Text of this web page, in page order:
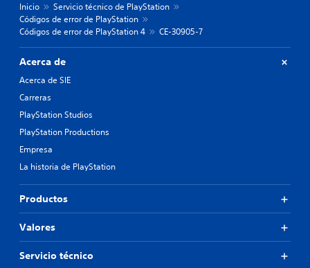
Inicio
Servicio técnico de PlayStation
Códigos de error de PlayStation
Códigos de error de PlayStation 4
CE-30905-7
Acerca de
Acerca de SIE
Carreras
PlayStation Studios
PlayStation Productions
Empresa
La historia de PlayStation
Productos
Valores
Servicio técnico